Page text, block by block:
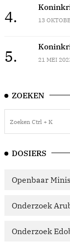
4. 13
5. 21 MEI
ZOEKEN
DOSIERS
Openbaar
Onderzoek
Onderzoek